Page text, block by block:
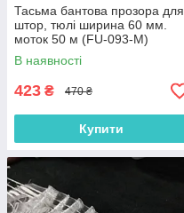
Тасьма бантова прозора для
штор, тюлі ширина 60 мм.
моток 50 м (FU-093-M)
В наявності
423 ₴ 470 ₴
Купити